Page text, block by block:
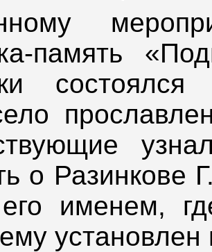
память
состоялся
о Разинкове
именем,
установлен